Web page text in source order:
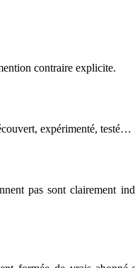
contraire explicite.
expérimenté, testé…
pas sont clairement